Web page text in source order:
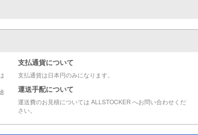
支払通貨について
支払通貨は日本円のみになります。
運送手配について
運送費のお見積については ALLSTOCKER へお問い合わせくだ
さい。